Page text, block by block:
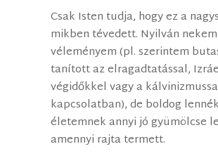
Csak Isten tudja, hogy ez a
mikben tévedett. Nyilván
véleményem (pl. szerintem
tanított az elragadtatással,
végidőkkel vagy a
kapcsolatban), de boldog
életemnek annyi jó gyümölcse
amennyi rajta termett.